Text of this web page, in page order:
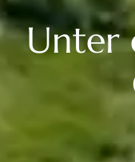
Unter